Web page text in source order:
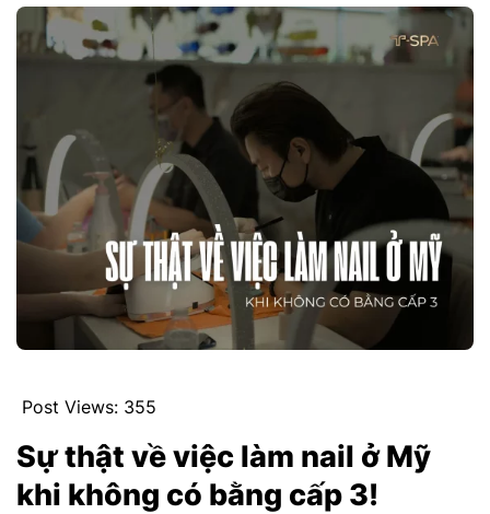
Post Views: 355
Sự thật về việc làm nail ở Mỹ
khi không có bằng cấp 3!